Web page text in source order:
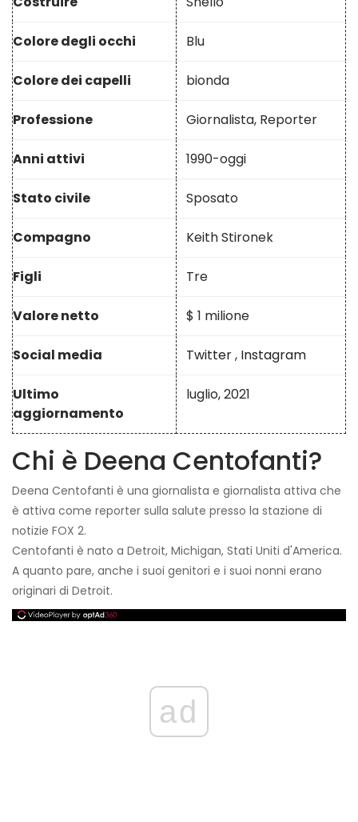
Colore degli occhi Blu
Colore dei capelli bionda
Professione Giornalista, Reporter
Anni attivi 1990-oggi
Stato civile Sposato
Compagno Keith Stironek
Figli Tre
Valore netto $ 1 milione
Social media Twitter, Instagram
Ultimo
aggiornamento
luglio, 2021
Chi è Deena Centofanti?
Deena Centofanti è una giornalista e giornalista attiva che
è attiva come reporter sulla salute presso la stazione di
notizie FOX 2.
Centofanti è nato a Detroit, Michigan, Stati Uniti d'America.
A quanto pare, anche i suoi genitori e i suoi nonni erano
originari di Detroit.
ad